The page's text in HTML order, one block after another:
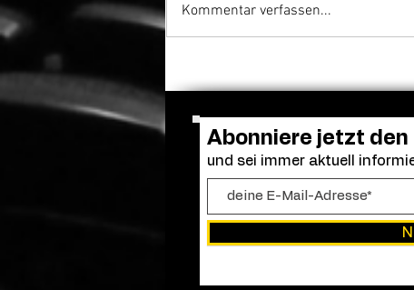
die alte Clique: Dreharbeiten
Kommentar verfassen...
Abonniere jetzt
und sei immer aktuell